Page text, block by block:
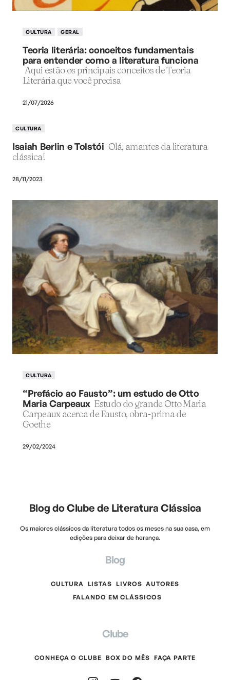
CULTURA GERAL
Teoria literária: conceitos fundamentais
para entender como a literatura funciona
Aqui estão os principais conceitos de Teoria
Literária que você precisa
21/07/2026
CULTURA
Isaiah Berlin e Tolstói Olá, amantes da literatura
clássica!
28/11/2023
CULTURA
“Prefácio ao Fausto”: um estudo de Otto
Maria Carpeaux Estudo do grande Otto Maria
Carpeaux acerca de Fausto, obra-prima de
Goethe
29/02/2024
Blog do Clube de Literatura Clássica
Os maiores clássicos da literatura todos os meses na sua casa, em
edições para deixar de herança.
Blog
CULTURA LISTAS LIVROS AUTORES
FALANDO EM CLÁSSICOS
Clube
CONHEÇA O CLUBE BOX DO MÊS FAÇA PARTE